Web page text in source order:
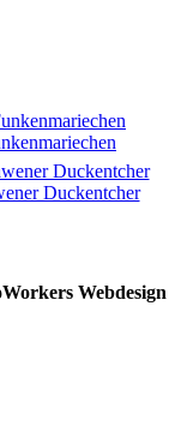
Duckentcher
Webdesign